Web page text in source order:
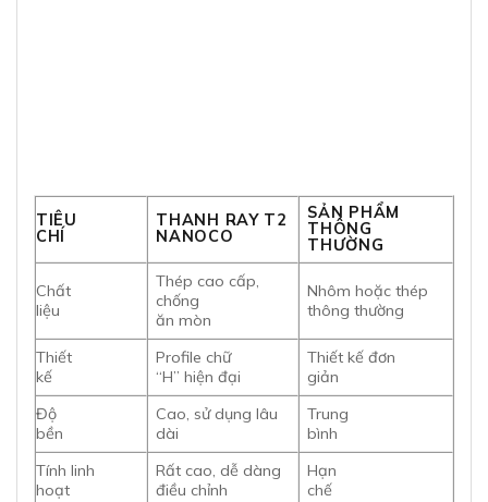
TIÊU
CHÍ
THANH RAY T2
NANOCO
SẢN PHẨM
THÔNG
THƯỜNG
Chất
liệu
Thép cao cấp,
chống
ăn mòn
Nhôm hoặc thép
thông thường
Thiết
kế
Profile chữ
“H” hiện đại
Thiết kế đơn
giản
Độ
bền
Cao, sử dụng lâu
dài
Trung
bình
Tính linh
hoạt
Rất cao, dễ dàng
điều chỉnh
Hạn
chế